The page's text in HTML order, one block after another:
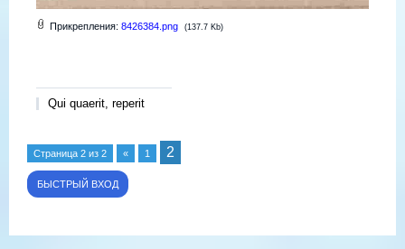
Прикрепления: 8426384.png (137.7 Kb)
Qui quaerit, reperit
Страница 2 из 2 « 1 2